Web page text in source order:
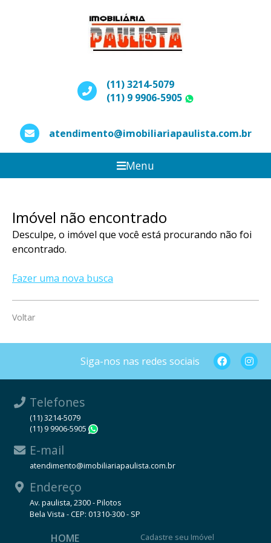
(11) 3214-5079
(11) 9 9906-5905
atendimento@imobiliariapaulista.com.br
Menu
Imóvel não encontrado
Desculpe, o imóvel que você está procurando não foi
encontrado.
Fazer uma nova busca
Voltar
Siga-nos nas redes sociais
Telefones
(11) 3214-5079
(11) 9 9906-5905
E-mail
atendimento@imobiliariapaulista.com.br
Endereço
Av. paulista, 2300 - Pilotos
Bela Vista - CEP: 01310-300 - SP
HOME Cadastre seu Imóvel